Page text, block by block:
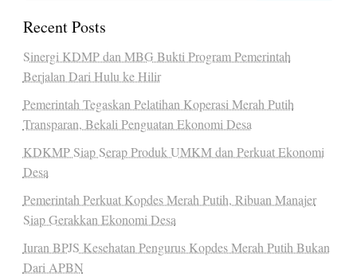
Recent Posts
Sinergi KDMP dan MBG Bukti Program Pemerintah
Berjalan Dari Hulu ke Hilir
Pemerintah Tegaskan Pelatihan Koperasi Merah Putih
Transparan, Bekali Penguatan Ekonomi Desa
KDKMP Siap Serap Produk UMKM dan Perkuat Ekonomi
Desa
Pemerintah Perkuat Kopdes Merah Putih, Ribuan Manajer
Siap Gerakkan Ekonomi Desa
Iuran BPJS Kesehatan Pengurus Kopdes Merah Putih Bukan
Dari APBN